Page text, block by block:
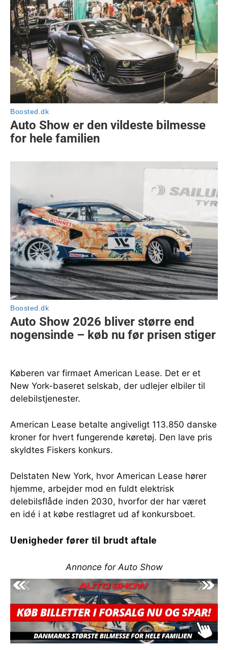
Køberen var firmaet American Lease. Det er et
New York-baseret selskab, der udlejer elbiler til
delebilstjenester.
American Lease betalte angiveligt 113.850 danske
kroner for hvert fungerende køretøj. Den lave pris
skyldtes Fiskers konkurs.
Delstaten New York, hvor American Lease hører
hjemme, arbejder mod en fuldt elektrisk
delebilsflåde inden 2030, hvorfor der har været
en idé i at købe restlagret ud af konkursboet.
Uenigheder fører til brudt aftale
Annonce for Auto Show